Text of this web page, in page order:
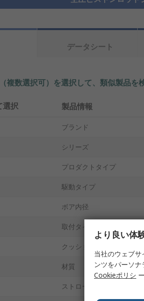
データシート
複数選択可）を選択して、類似製品を
選択 製品情報
ブランド
シリーズ
プロダクトタイプ
駆動タイプ
ボア内径
取付タイプ
クッションタイプ
材質
ストローク長さ
より良い体
当社のウェブ
ンツをパーソ
Cookieポリシ